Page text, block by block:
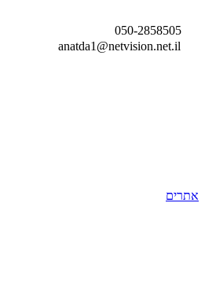
050-2858505
anatda1@netvision.net.il
אתרים